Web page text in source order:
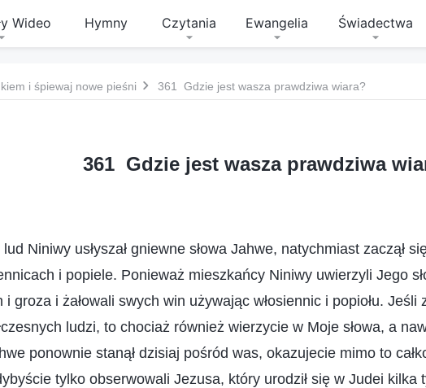
Wideo Hymny Czytania Ewangelia Świadectwa
i śpiewaj nowe pieśni 361 Gdzie jest wasza prawdziwa wiara?
361 Gdzie jest wasza prawdziwa
Niniwy usłyszał gniewne słowa Jahwe, natychmiast zaczął
i popiele. Ponieważ mieszkańcy Niniwy uwierzyli Jego
i groza i żałowali swych win używając włosiennic i popiołu. Jeśli
ludzi, to chociaż również wierzycie w Moje słowa, a
ponownie stanął dzisiaj pośród was, okazujecie mimo to
tylko obserwowali Jezusa, który urodził się w Judei kilka